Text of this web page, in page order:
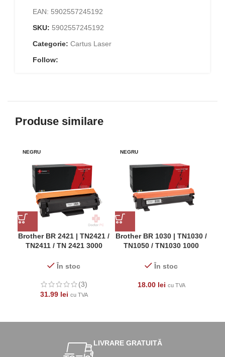
EAN: 5902557245192
SKU: 5902557245192
Categorie: Cartus Laser
Follow:
Produse similare
NEGRU
Brother BR 2421 | TN2421 /
TN2411 / TN 2421 3000
Laser
În stoc
(3)
31.99 lei cu TVA
NEGRU
Brother BR 1030 | TN1030 /
TN1050 / TN1030 1000
Laser
În stoc
18.00 lei cu TVA
LIVRARE GRATUITĂ